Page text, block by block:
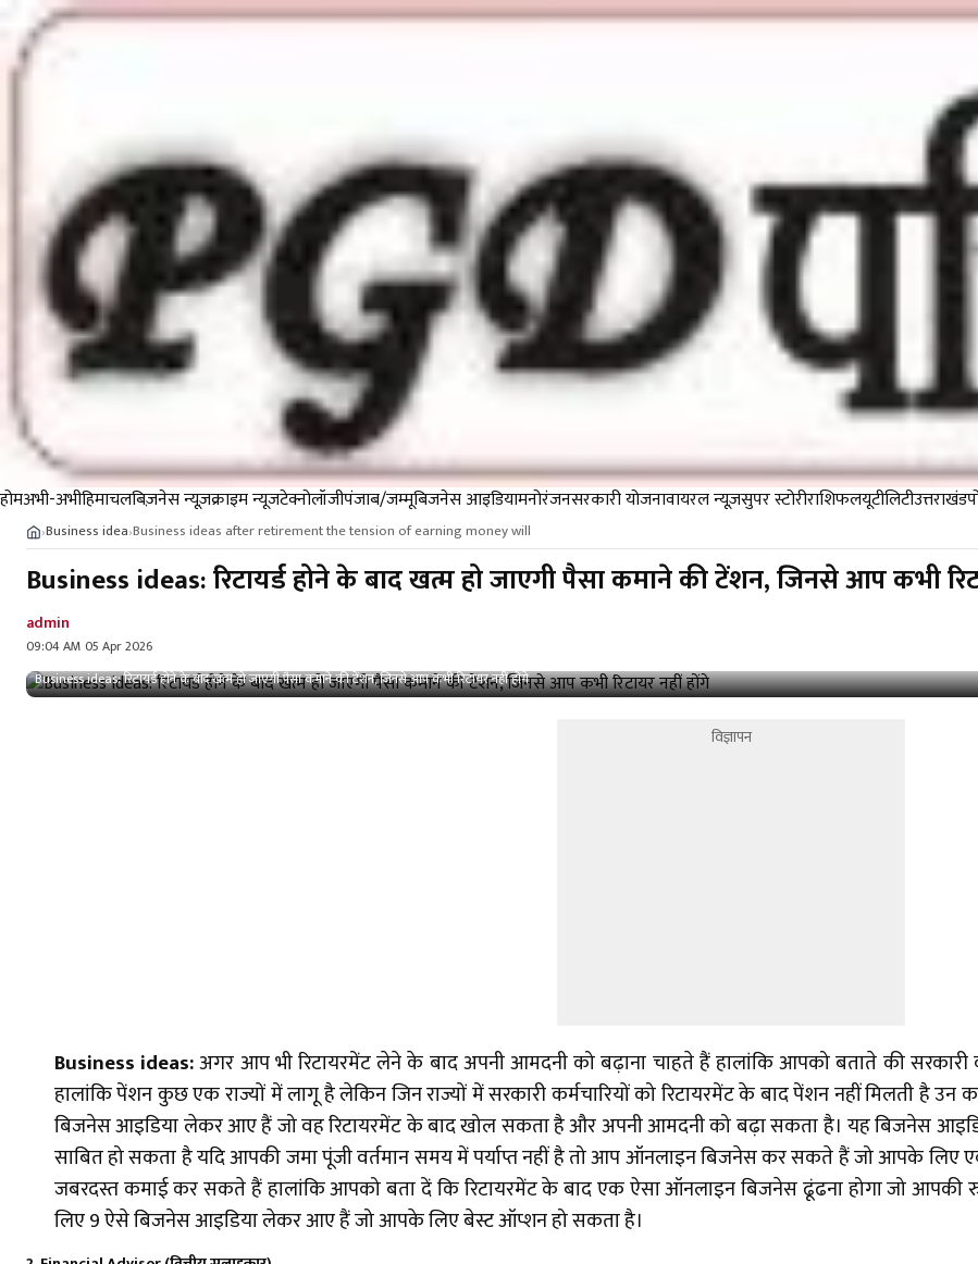
होमअभी-अभीहिमाचलबिज़नेस न्यूज़क्राइम न्यूजटेक्नोलॉजीपंजाब/जम्मूबिजनेस आइडियामनोरंजनसरकारी योजनावायरल न्यूज़सुपर स्टोरीराशिफलयूटीलिटीउत्तराखंड
›Business idea›Business ideas after retirement the tension of earning money will
Business ideas: रिटायर्ड होने के बाद खत्म हो जाएगी पैसा कमाने की टेंशन, जिनसे आप कभी
admin
09:04 AM 05 Apr 2026
Business ideas: रिटायर्ड होने के बाद खत्म हो जाएगी पैसा कमाने की टेंशन, जिनसे आप कभी रिटायर नहीं होंगे
विज्ञापन
Business ideas:अगर आप भी रिटायरमेंट लेने के बाद अपनी आमदनी को बढ़ाना चाहते हैं हालांकि आपको बताते की सरकारी
हालांकि पेंशन कुछ एक राज्यों में लागू है लेकिन जिन राज्यों में सरकारी कर्मचारियों को रिटायरमेंट के बाद पेंशन नहीं मिलती है
बिजनेस आइडिया लेकर आए हैं जो वह रिटायरमेंट के बाद खोल सकता है और अपनी आमदनी को बढ़ा सकता है। यह बिजनेस
साबित हो सकता है यदि आपकी जमा पूंजी वर्तमान समय में पर्याप्त नहीं है तो आप ऑनलाइन बिजनेस कर सकते हैं जो आपके
जबरदस्त कमाई कर सकते हैं हालांकि आपको बता दें कि रिटायरमेंट के बाद एक ऐसा ऑनलाइन बिजनेस ढूंढना होगा जो
लिए 9 ऐसे बिजनेस आइडिया लेकर आए हैं जो आपके लिए बेस्ट ऑप्शन हो सकता है।